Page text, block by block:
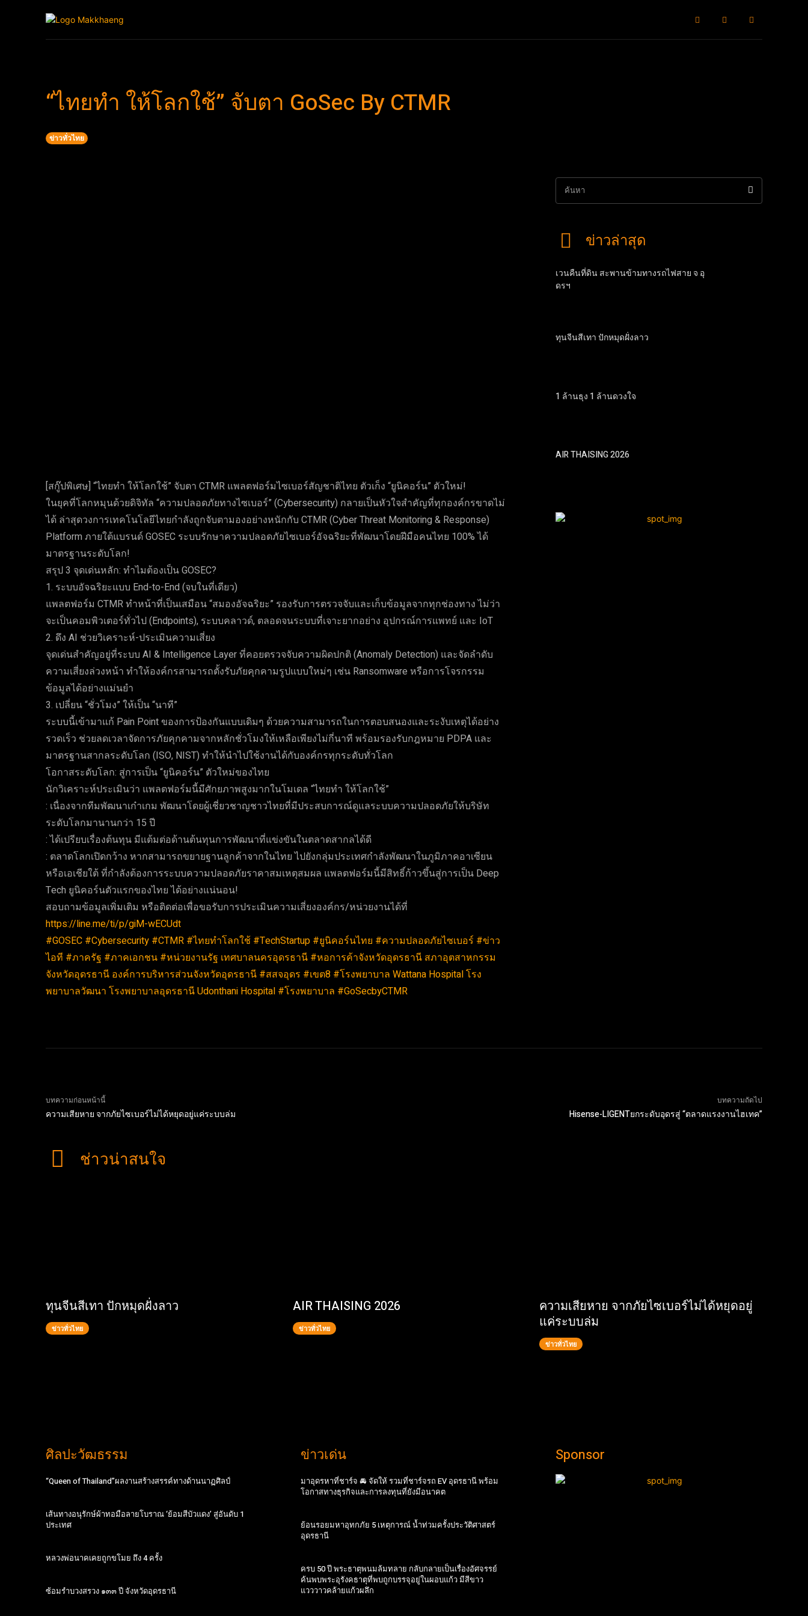
หมากแข้งพาเลาะ
“ไทยทำ ให้โลกใช้” จับตา GoSec By CTMR
ข่าวทั่วไทย
[สกู๊ปพิเศษ] “ไทยทำ ให้โลกใช้” จับตา CTMR แพลตฟอร์มไซเบอร์สัญชาติไทย ตัวเก็ง “ยูนิคอร์น” ตัวใหม่!
ในยุคที่โลกหมุนด้วยดิจิทัล “ความปลอดภัยทางไซเบอร์” (Cybersecurity) กลายเป็นหัวใจสำคัญที่ทุกองค์กรขาดไม่
ได้ ล่าสุดวงการเทคโนโลยีไทยกำลังถูกจับตามองอย่างหนักกับ CTMR (Cyber Threat Monitoring & Response)
Platform ภายใต้แบรนด์ GOSEC ระบบรักษาความปลอดภัยไซเบอร์อัจฉริยะที่พัฒนาโดยฝีมือคนไทย 100% ได้
มาตรฐานระดับโลก!
สรุป 3 จุดเด่นหลัก: ทำไมต้องเป็น GOSEC?
1. ระบบอัจฉริยะแบบ End-to-End (จบในที่เดียว)
แพลตฟอร์ม CTMR ทำหน้าที่เป็นเสมือน “สมองอัจฉริยะ” รองรับการตรวจจับและเก็บข้อมูลจากทุกช่องทาง ไม่ว่า
จะเป็นคอมพิวเตอร์ทั่วไป (Endpoints), ระบบคลาวด์, ตลอดจนระบบที่เจาะยากอย่าง อุปกรณ์การแพทย์ และ IoT
2. ดึง AI ช่วยวิเคราะห์-ประเมินความเสี่ยง
จุดเด่นสำคัญอยู่ที่ระบบ AI & Intelligence Layer ที่คอยตรวจจับความผิดปกติ (Anomaly Detection) และจัดลำดับ
ความเสี่ยงล่วงหน้า ทำให้องค์กรสามารถตั้งรับภัยคุกคามรูปแบบใหม่ๆ เช่น Ransomware หรือการโจรกรรม
ข้อมูลได้อย่างแม่นยำ
3. เปลี่ยน “ชั่วโมง” ให้เป็น “นาที”
ระบบนี้เข้ามาแก้ Pain Point ของการป้องกันแบบเดิมๆ ด้วยความสามารถในการตอบสนองและระงับเหตุได้อย่าง
รวดเร็ว ช่วยลดเวลาจัดการภัยคุกคามจากหลักชั่วโมงให้เหลือเพียงไม่กี่นาที พร้อมรองรับกฎหมาย PDPA และ
มาตรฐานสากลระดับโลก (ISO, NIST) ทำให้นำไปใช้งานได้กับองค์กรทุกระดับทั่วโลก
โอกาสระดับโลก: สู่การเป็น “ยูนิคอร์น” ตัวใหม่ของไทย
นักวิเคราะห์ประเมินว่า แพลตฟอร์มนี้มีศักยภาพสูงมากในโมเดล “ไทยทำ ให้โลกใช้”
: เนื่องจากทีมพัฒนาเก๋าเกม พัฒนาโดยผู้เชี่ยวชาญชาวไทยที่มีประสบการณ์ดูแลระบบความปลอดภัยให้บริษัท
ระดับโลกมานานกว่า 15 ปี
: ได้เปรียบเรื่องต้นทุน มีแต้มต่อด้านต้นทุนการพัฒนาที่แข่งขันในตลาดสากลได้ดี
: ตลาดโลกเปิดกว้าง หากสามารถขยายฐานลูกค้าจากในไทย ไปยังกลุ่มประเทศกำลังพัฒนาในภูมิภาคอาเซียน
หรือเอเชียใต้ ที่กำลังต้องการระบบความปลอดภัยราคาสมเหตุสมผล แพลตฟอร์มนี้มีสิทธิ์ก้าวขึ้นสู่การเป็น Deep
Tech ยูนิคอร์นตัวแรกของไทย ได้อย่างแน่นอน!
สอบถามข้อมูลเพิ่มเติม หรือติดต่อเพื่อขอรับการประเมินความเสี่ยงองค์กร/หน่วยงานได้ที่
https://line.me/ti/p/giM-wECUdt
#GOSEC #Cybersecurity #CTMR #ไทยทำโลกใช้ #TechStartup #ยูนิคอร์นไทย #ความปลอดภัยไซเบอร์ #ข่าว
ไอที #ภาครัฐ #ภาคเอกชน #หน่วยงานรัฐ เทศบาลนครอุดรธานี #หอการค้าจังหวัดอุดรธานี สภาอุตสาหกรรม
จังหวัดอุดรธานี องค์การบริหารส่วนจังหวัดอุดรธานี #สสจอุดร #เขต8 #โรงพยาบาล Wattana Hospital โรง
พยาบาลวัฒนา โรงพยาบาลอุดรธานี Udonthani Hospital #โรงพยาบาล #GoSecbyCTMR
ค้นหา
ข่าวล่าสุด
เวนคืนที่ดิน สะพานข้ามทางรถไฟสาย จ อุ
ดรฯ
ทุนจีนสีเทา ปักหมุดฝั่งลาว
1 ล้านธุง 1 ล้านดวงใจ
AIR THAISING 2026
บทความก่อนหน้านี้
ความเสียหาย จากภัยไซเบอร์ไม่ได้หยุดอยู่แค่ระบบล่ม
บทความถัดไป
Hisense-LIGENTยกระดับอุดรสู่ “ตลาดแรงงานไฮเทค”
ช่าวน่าสนใจ
ทุนจีนสีเทา ปักหมุดฝั่งลาว
ข่าวทั่วไทย
AIR THAISING 2026
ข่าวทั่วไทย
ความเสียหาย จากภัยไซเบอร์ไม่ได้หยุดอยู่
แค่ระบบล่ม
ข่าวทั่วไทย
ศิลปะวัฒธรรม
“Queen of Thailand”ผลงานสร้างสรรค์ทางด้านนาฏศิลป์
เส้นทางอนุรักษ์ผ้าทอมือลายโบราณ ‘ย้อมสีบัวแดง’ สู่อันดับ 1
ประเทศ
หลวงพ่อนาคเคยถูกขโมย ถึง 4 ครั้ง
ซ้อมรำบวงสรวง ๑๓๓ ปี จังหวัดอุดรธานี
ข่าวเด่น
มาอุดรหาที่ชาร์จ 🚘 จัดให้ รวมที่ชาร์จรถ EV อุดรธานี พร้อม
โอกาสทางธุรกิจและการลงทุนที่ยังมีอนาคต
ย้อนรอยมหาอุทกภัย 5 เหตุการณ์ น้ำท่วมครั้งประวัติศาสตร์
อุดรธานี
ครบ 50 ปี พระธาตุพนมล้มทลาย กลับกลายเป็นเรื่องอัศจรรย์
ค้นพบพระอุรังคธาตุที่พบถูกบรรจุอยู่ในผอบแก้ว มีสีขาว
แวววาวคล้ายแก้วผลึก
Sponsor